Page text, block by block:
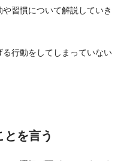
習慣について解説していき
行動をしてしまっていない
とを言う